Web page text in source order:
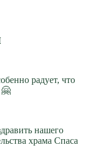
радует, что
🤗
нашего
храма Спаса